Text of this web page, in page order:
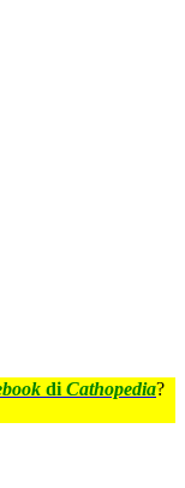
di Cathopedia?